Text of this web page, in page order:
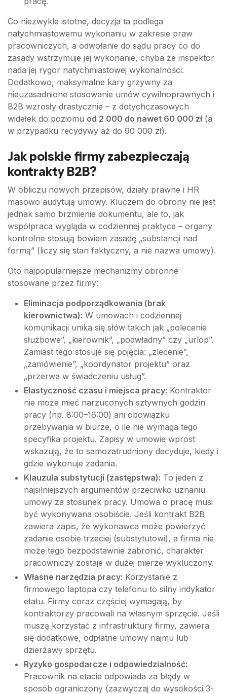
Co niezwykle istotne, decyzja ta podlega
natychmiastowemu wykonaniu w zakresie praw
pracowniczych, a odwołanie do sądu pracy co do
zasady wstrzymuje jej wykonanie, chyba że inspektor
nada jej rygor natychmiastowej wykonalności.
Dodatkowo, maksymalne kary grzywny za
nieuzasadnione stosowanie umów cywilnoprawnych i
B2B wzrosły drastycznie – z dotychczasowych
widełek do poziomu od 2 000 do nawet 60 000 zł(a
w przypadku recydywy aż do 90 000 zł).
Jak polskie firmy zabezpieczają
kontrakty B2B?
W obliczu nowych przepisów, działy prawne i HR
masowo audytują umowy. Kluczem do obrony nie jest
jednak samo brzmienie dokumentu, ale to, jak
współpraca wygląda w codziennej praktyce – organy
kontrolne stosują bowiem zasadę „substancji nad
formą” (liczy się stan faktyczny, a nie nazwa umowy).
Oto najpopularniejsze mechanizmy obronne
stosowane przez firmy:
Eliminacja podporządkowania (brak
kierownictwa): W umowach i codziennej
komunikacji unika się słów takich jak „polecenie
służbowe”, „kierownik”, „podwładny” czy „urlop”.
Zamiast tego stosuje się pojęcia: „zlecenie”,
„zamówienie”, „koordynator projektu” oraz
„przerwa w świadczeniu usług”.
Elastyczność czasu i miejsca pracy: Kontraktor
nie może mieć narzuconych sztywnych godzin
pracy (np. 8:00–16:00) ani obowiązku
przebywania w biurze, o ile nie wymaga tego
specyfika projektu. Zapisy w umowie wprost
wskazują, że to samozatrudniony decyduje, kiedy i
gdzie wykonuje zadania.
Klauzula substytucji (zastępstwa): To jeden z
najsilniejszych argumentów przeciwko uznaniu
umowy za stosunek pracy. Umowa o pracę musi
być wykonywana osobiście. Jeśli kontrakt B2B
zawiera zapis, że wykonawca może powierzyć
zadanie osobie trzeciej (substytutowi), a firma nie
może tego bezpodstawnie zabronić, charakter
pracowniczy zostaje w dużej mierze wykluczony.
Własne narzędzia pracy: Korzystanie z
firmowego laptopa czy telefonu to silny indykator
etatu. Firmy coraz częściej wymagają, by
kontraktorzy pracowali na własnym sprzęcie. Jeśli
muszą korzystać z infrastruktury firmy, zawiera
się dodatkowe, odpłatne umowy najmu lub
dzierżawy sprzętu.
Ryzyko gospodarcze i odpowiedzialność:
Pracownik na etacie odpowiada za błędy w
sposób ograniczony (zazwyczaj do wysokości 3-